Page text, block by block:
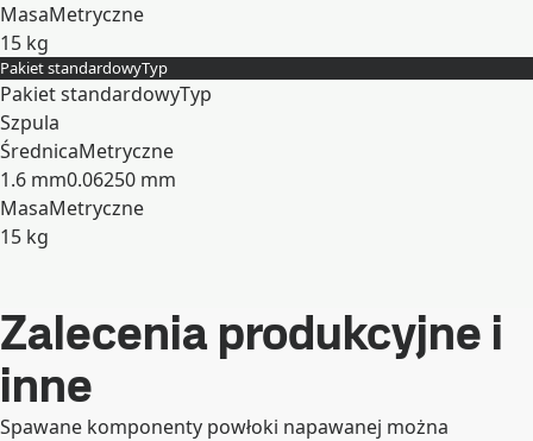
MasaMetryczne
15 kg
Rozwiń
Pakiet standardowyTyp
Pakiet standardowyTyp
Szpula
ŚrednicaMetryczne
1.6 mm0.06250 mm
MasaMetryczne
15 kg
Zalecenia produkcyjne i
inne
Spawane komponenty powłoki napawanej można